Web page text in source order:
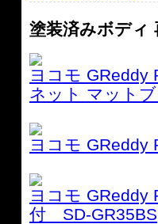
塗装済みボディ
ヨコモ GReddy
ネット マット
ヨコモ GReddy
ヨコモ GReddy
付 SD-GR35BS